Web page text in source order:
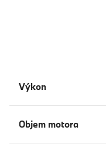
Výkon
Objem motora